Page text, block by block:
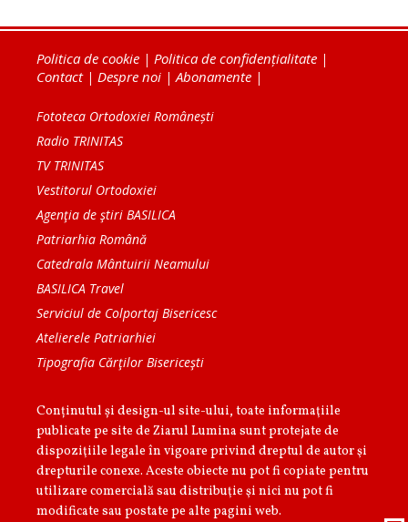
Politica de cookie | Politica de confidențialitate |
Contact| Despre noi |Abonamente |
Fototeca Ortodoxiei Românești
Radio TRINITAS
TV TRINITAS
Vestitorul Ortodoxiei
Agenţia de ştiri BASILICA
Patriarhia Română
Catedrala Mântuirii Neamului
BASILICA Travel
Serviciul de Colportaj Bisericesc
Atelierele Patriarhiei
Tipografia Cărţilor Bisericeşti
Conținutul și design-ul site-ului, toate informaţiile
publicate pe site de Ziarul Lumina sunt protejate de
dispoziţiile legale în vigoare privind dreptul de autor şi
drepturile conexe. Aceste obiecte nu pot fi copiate pentru
utilizare comercială sau distribuţie şi nici nu pot fi
modificate sau postate pe alte pagini web.